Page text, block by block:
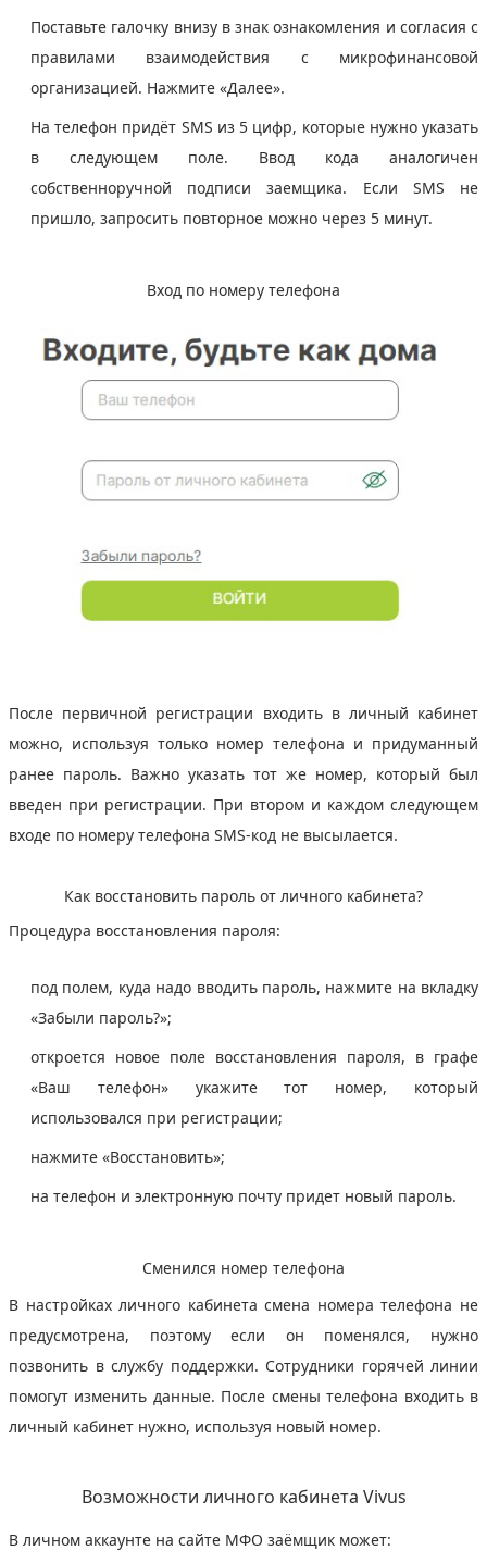
Поставьте галочку внизу в знак ознакомления и согласия с
правилами взаимодействия с микрофинансовой
организацией. Нажмите «Далее».
На телефон придёт SMS из 5 цифр, которые нужно указать
в следующем поле. Ввод кода аналогичен
собственноручной подписи заемщика. Если SMS не
пришло, запросить повторное можно через 5 минут.
Вход по номеру телефона
После первичной регистрации входить в личный кабинет
можно, используя только номер телефона и придуманный
ранее пароль. Важно указать тот же номер, который был
введен при регистрации. При втором и каждом следующем
входе по номеру телефона SMS-код не высылается.
Как восстановить пароль от личного кабинета?
Процедура восстановления пароля:
под полем, куда надо вводить пароль, нажмите на вкладку
«Забыли пароль?»;
откроется новое поле восстановления пароля, в графе
«Ваш телефон» укажите тот номер, который
использовался при регистрации;
нажмите «Восстановить»;
на телефон и электронную почту придет новый пароль.
Сменился номер телефона
В настройках личного кабинета смена номера телефона не
предусмотрена, поэтому если он поменялся, нужно
позвонить в службу поддержки. Сотрудники горячей линии
помогут изменить данные. После смены телефона входить в
личный кабинет нужно, используя новый номер.
Возможности личного кабинета Vivus
В личном аккаунте на сайте МФО заёмщик может: